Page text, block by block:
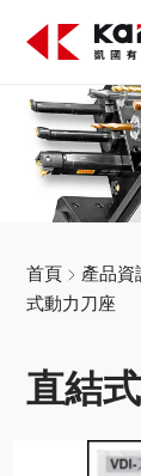
關於凱國
產品資訊
最新消息
影片專區
聯絡我們
首頁 產品資
式動力刀座
直結